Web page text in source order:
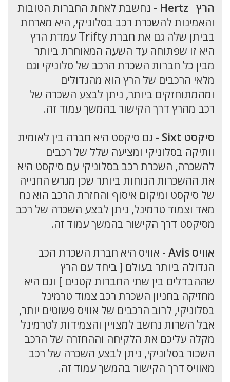
הרץ Hertz -
נחשבת לאחת החברות הטובות
והאמינות להשכרת רכב בסלוניקי, היא מארחת
בביתן שלה גם את חברת Trifty עמדת הרץ
היא זו שפתוחה עד השעה המאוחרת ביותר
מבין כל חברות השכרת הרכב של סלוניקי וגם
מלאי הרכבים של הרץ הוא מהגדולים
ומהמתוחזקים ביותר, ניתן לבצע השכרה של
רכב מהרץ דרך הקישור בהמשך עמוד זה.
סיקסט Sixt -
גם סיקסט היא חברה בין לאומית
וותיקה בסלוניקי ומציעה שלל של רכבים
להשכרה, השכרת רכב בסלוניקי עם סיקסט היא
את ההשכרות הנוחות ביותר שכן מגרש החנייה
של סיקסט ומיקום איסוף והחזרת הרכב הוא נח
מאד וצמוד טרמינל, ניתן לבצע השכרה של רכב
מסיקסט דרך הקישור בהמשך עמוד זה.
אוויס Avis
- אוויס היא חברת השכרת הכב
הגדולה ביותר בעולם [ ביחד עם הרץ
שההבדלים בין שתי החברות קטנים ] וגם היא
מחזיקה בחניון השכרת רכב צמוד טרמינל
בסלוניקי, לרוב הרכבים של אוויס פשוטים יותר,
אבל השרות נחשב למצויין והצמידות לטרמינל
מקלה עליכם את הלקיחה וההחזרה של הרכב
השכור בסלוניקי, ניתן לבצע השכרה של רכב
מאוויס דרך הקישור בהמשך עמוד זה.